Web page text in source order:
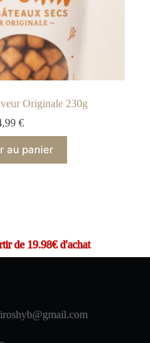
Originale 230g
€
au panier
de 19.98€ d'achat